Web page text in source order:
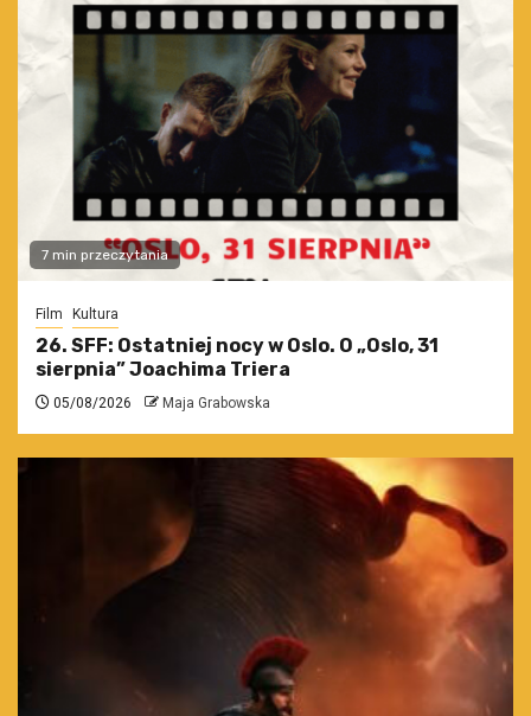
7 min przeczytania
Film Kultura
26. SFF: Ostatniej nocy w Oslo. O „Oslo, 31
sierpnia” Joachima Triera
05/08/2026 Maja Grabowska